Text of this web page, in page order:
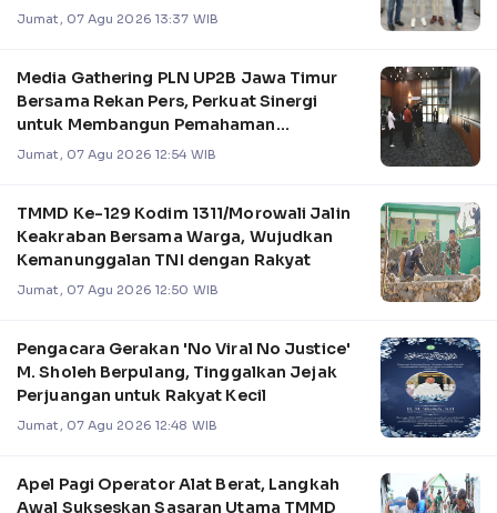
Jumat, 07 Agu 2026 13:37 WIB
Media Gathering PLN UP2B Jawa Timur
Bersama Rekan Pers, Perkuat Sinergi
untuk Membangun Pemahaman
Pengelolaan Sistem Kel
Jumat, 07 Agu 2026 12:54 WIB
TMMD Ke-129 Kodim 1311/Morowali Jalin
Keakraban Bersama Warga, Wujudkan
Kemanunggalan TNI dengan Rakyat
Jumat, 07 Agu 2026 12:50 WIB
Pengacara Gerakan 'No Viral No Justice'
M. Sholeh Berpulang, Tinggalkan Jejak
Perjuangan untuk Rakyat Kecil
Jumat, 07 Agu 2026 12:48 WIB
Apel Pagi Operator Alat Berat, Langkah
Awal Sukseskan Sasaran Utama TMMD